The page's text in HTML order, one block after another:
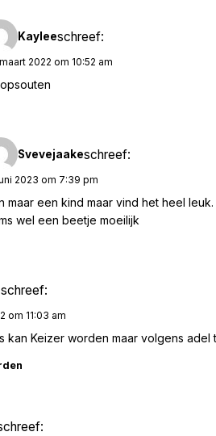
Kayleeschreef:
2022 om 10:52 am
Svevejaakeschreef:
2023 om 7:39 pm
maar een kind maar vind het heel leuk.
wel een beetje moeilijk
schreef:
om 11:03 am
kan Keizer worden maar volgens